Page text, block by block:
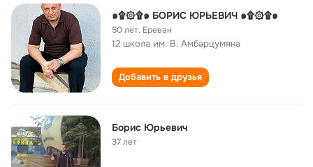
๑۩۞۩๑ БОРИС ЮРЬЕВИЧ ๑۩۞۩๑
50 лет, Ереван
12 школа им. В. Амбарцумяна
Добавить в друзья
Борис Юрьевич
37 лет